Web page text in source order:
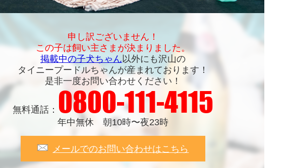
申し訳ございません！
この子は飼い主さまが決まりました。
掲載中の子犬ちゃん 以外にも沢山の
タイニープードルちゃんが産まれております！
是非一度お問い合わせください！
無料通話： 0800-111-4115
年中無休 朝10時〜夜23時
メールでのお問い合わせはこちら